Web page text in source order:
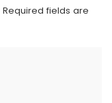
Required fields are